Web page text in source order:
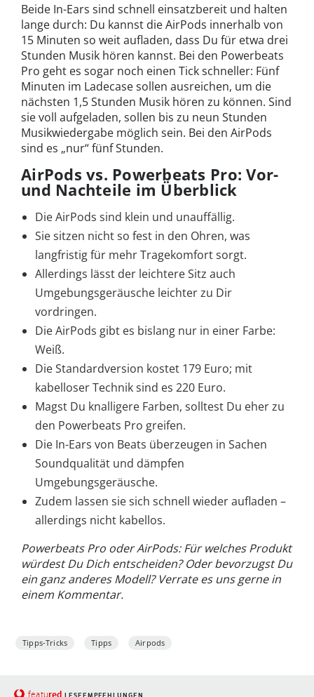
Beide In-Ears sind schnell einsatzbereit und halten
lange durch: Du kannst die AirPods innerhalb von
15 Minuten so weit aufladen, dass Du für etwa drei
Stunden Musik hören kannst. Bei den Powerbeats
Pro geht es sogar noch einen Tick schneller: Fünf
Minuten im Ladecase sollen ausreichen, um die
nächsten 1,5 Stunden Musik hören zu können. Sind
sie voll aufgeladen, sollen bis zu neun Stunden
Musikwiedergabe möglich sein. Bei den AirPods
sind es „nur“ fünf Stunden.
AirPods vs. Powerbeats Pro: Vor-
und Nachteile im Überblick
Die AirPods sind klein und unauffällig.
Sie sitzen nicht so fest in den Ohren, was
langfristig für mehr Tragekomfort sorgt.
Allerdings lässt der leichtere Sitz auch
Umgebungsgeräusche leichter zu Dir
vordringen.
Die AirPods gibt es bislang nur in einer Farbe:
Weiß.
Die Standardversion kostet 179 Euro; mit
kabelloser Technik sind es 220 Euro.
Magst Du knalligere Farben, solltest Du eher zu
den Powerbeats Pro greifen.
Die In-Ears von Beats überzeugen in Sachen
Soundqualität und dämpfen
Umgebungsgeräusche.
Zudem lassen sie sich schnell wieder aufladen –
allerdings nicht kabellos.
Powerbeats Pro oder AirPods: Für welches Produkt
würdest Du Dich entscheiden? Oder bevorzugst Du
ein ganz anderes Modell? Verrate es uns gerne in
einem Kommentar.
Tipps-Tricks Tipps Airpods
featured LESEEMPFEHLUNGEN